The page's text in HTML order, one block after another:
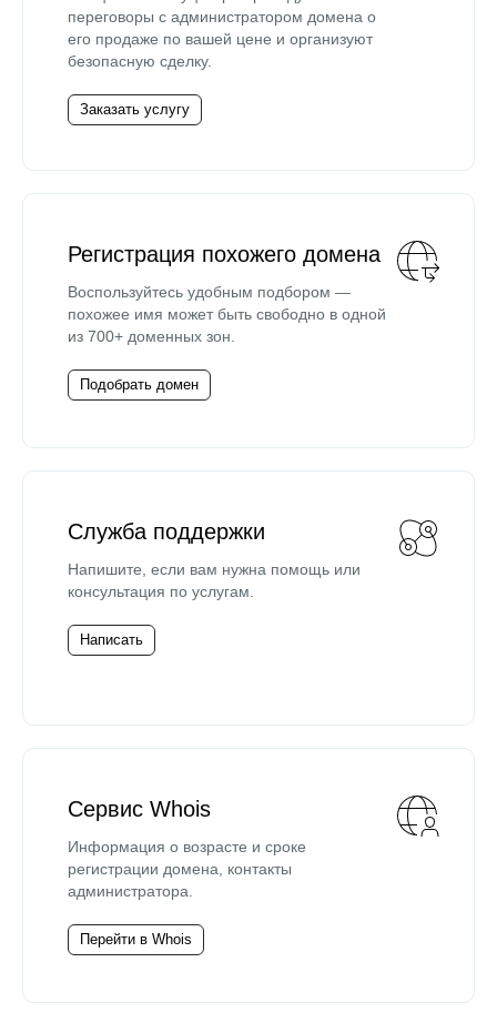
переговоры с администратором домена о
его продаже по вашей цене и организуют
безопасную сделку.
Заказать услугу
Регистрация похожего домена
Воспользуйтесь удобным подбором —
похожее имя может быть свободно в одной
из 700+ доменных зон.
Подобрать домен
Служба поддержки
Напишите, если вам нужна помощь или
консультация по услугам.
Написать
Сервис Whois
Информация о возрасте и сроке
регистрации домена, контакты
администратора.
Перейти в Whois